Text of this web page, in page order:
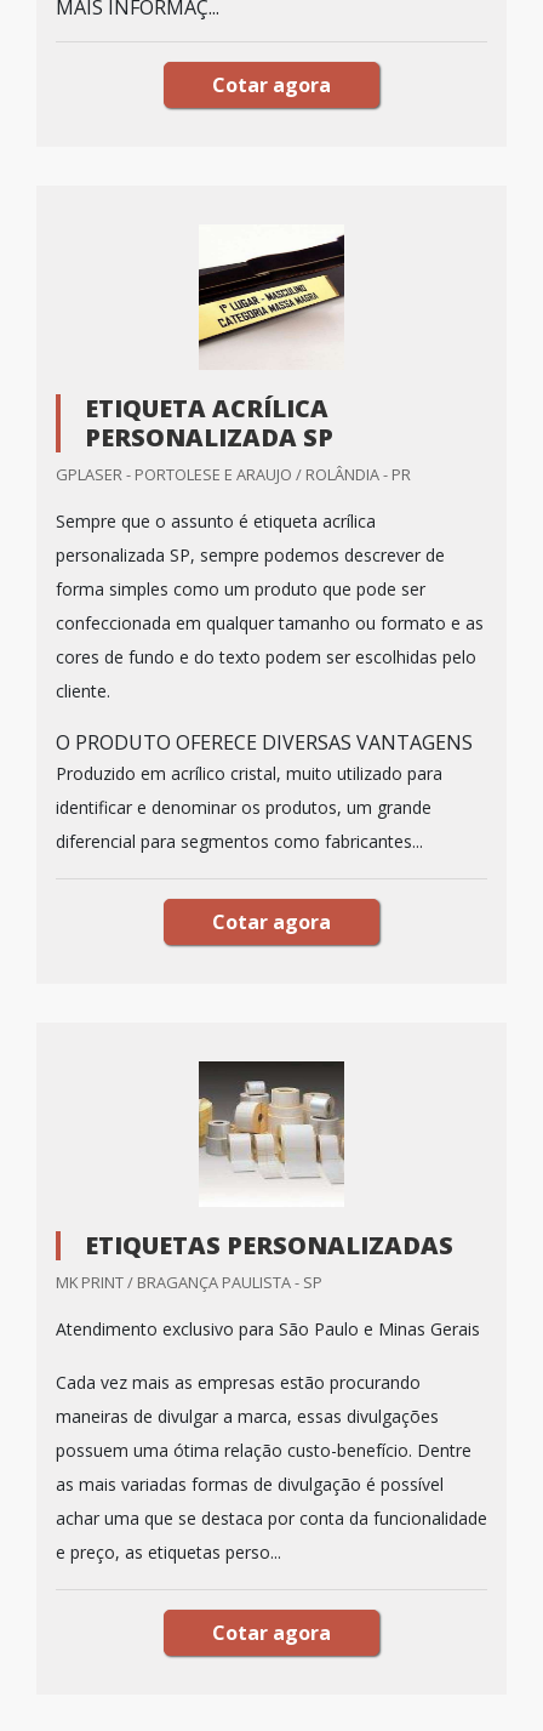
MAIS INFORMAÇ...
Cotar agora
ETIQUETA ACRÍLICA
PERSONALIZADA SP
GPLASER - PORTOLESE E ARAUJO / ROLÂNDIA - PR
Sempre que o assunto é etiqueta acrílica
personalizada SP, sempre podemos descrever de
forma simples como um produto que pode ser
confeccionada em qualquer tamanho ou formato e as
cores de fundo e do texto podem ser escolhidas pelo
cliente.
O PRODUTO OFERECE DIVERSAS VANTAGENS
Produzido em acrílico cristal, muito utilizado para
identificar e denominar os produtos, um grande
diferencial para segmentos como fabricantes...
Cotar agora
ETIQUETAS PERSONALIZADAS
MK PRINT / BRAGANÇA PAULISTA - SP
Atendimento exclusivo para São Paulo e Minas Gerais
Cada vez mais as empresas estão procurando
maneiras de divulgar a marca, essas divulgações
possuem uma ótima relação custo-benefício. Dentre
as mais variadas formas de divulgação é possível
achar uma que se destaca por conta da funcionalidade
e preço, as etiquetas perso...
Cotar agora